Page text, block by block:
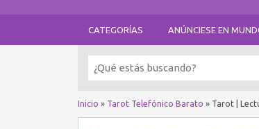
CATEGORÍAS ANÚNCIESE EN
Inicio » Tarot Telefónico Barato » Tarot |